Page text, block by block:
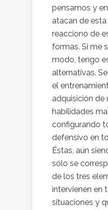
pensamos y
atacan de esta
reacciono de
formas. Si me
modo, tengo
alternativas.
el
adquisición de
habilidades
configurando
defensivo en
Éstas, aún
sólo se
de los tres
intervienen en
situaciones y